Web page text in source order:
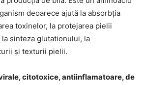
deoarece ajută la absorbția
toxinelor, la protejarea pielii
sinteza glutationului, la
și texturii pielii.
citotoxice, antiinflamatoare, de